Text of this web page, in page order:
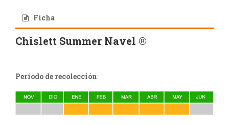
Ficha
Chislett Summer Navel ®
Periodo de recolección: